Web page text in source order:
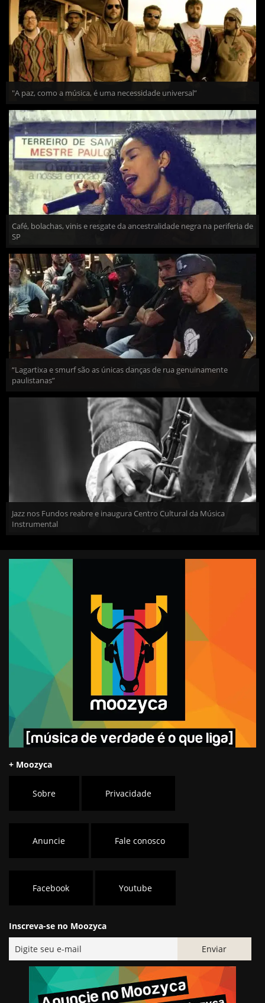
"A paz, como a música, é uma necessidade universal”
Café, bolachas, vinis e resgate da ancestralidade negra na periferia de
SP
“Lagartixa e smurf são as únicas danças de rua genuinamente
paulistanas”
Jazz nos Fundos reabre e inaugura Centro Cultural da Música
Instrumental
+ Moozyca
Sobre Privacidade
Anuncie Fale conosco
Facebook Youtube
Inscreva-se no Moozyca